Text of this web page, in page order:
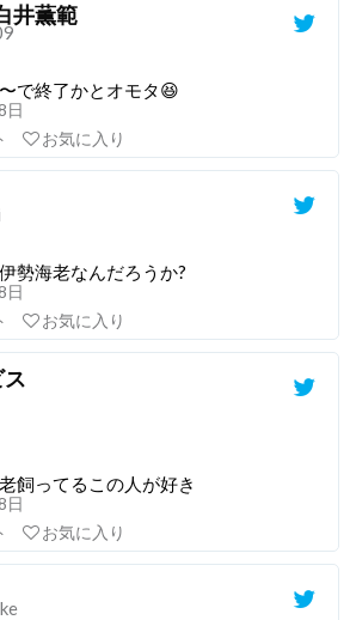
井薫範
で終了かとオモタ😆
日
お気に入り
勢海老なんだろうか?
日
お気に入り
飼ってるこの人が好き
日
お気に入り